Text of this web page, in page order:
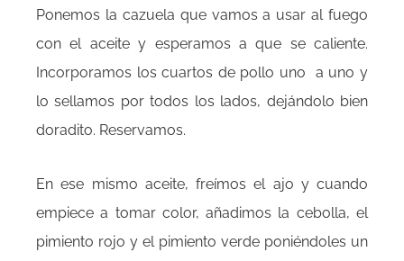
Ponemos la cazuela que vamos a usar al fuego
con el aceite y esperamos a que se caliente.
Incorporamos los cuartos de pollo uno a uno y
lo sellamos por todos los lados, dejándolo bien
doradito. Reservamos.
En ese mismo aceite, freímos el ajo y cuando
empiece a tomar color, añadimos la cebolla, el
pimiento rojo y el pimiento verde poniéndoles un